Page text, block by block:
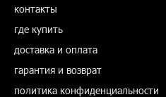
контакты
где купить
доставка и оплата
гарантия и возврат
политика конфиденциальности